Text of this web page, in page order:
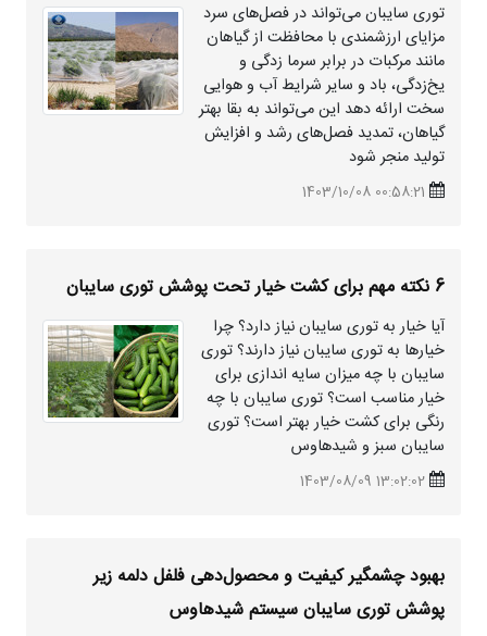
توری‌ سایبان می‌تواند در فصل‌های سرد
مزایای ارزشمندی با محافظت از گیاهان
مانند مرکبات در برابر سرما زدگی و
یخ‌زدگی، باد و سایر شرایط آب و هوایی
سخت ارائه دهد این می‌تواند به بقا بهتر
گیاهان، تمدید فصل‌های رشد و افزایش
تولید منجر شود
00:58:21 1403/10/08
6 نکته مهم برای کشت خیار تحت پوشش توری سایبان
آیا خیار به توری سایبان نیاز دارد؟ چرا
خیارها به توری سایبان نیاز دارند؟ توری
سایبان با چه میزان سایه اندازی برای
خیار مناسب است؟ توری سایبان با چه
رنگی برای کشت خیار بهتر است؟ توری
سایبان سبز و شیدهاوس
13:02:02 1403/08/09
بهبود چشمگیر کیفیت و محصول‌دهی فلفل دلمه زیر
پوشش توری سایبان سیستمشیدهاوس